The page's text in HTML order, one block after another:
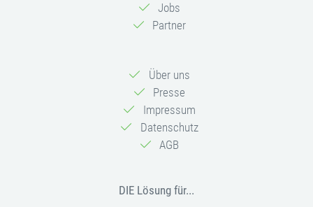
Jobs
Partner
Über uns
Presse
Impressum
Datenschutz
AGB
DIE Lösung für...